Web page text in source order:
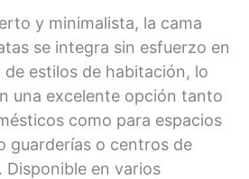
y minimalista, la cama
se integra sin esfuerzo en
estilos de habitación, lo
una excelente opción tanto
como para espacios
guarderías o centros de
en varios